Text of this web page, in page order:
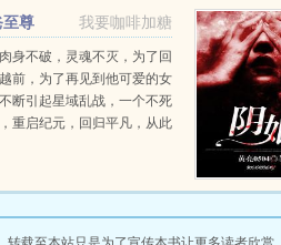
一件都让天地颤栗，让神魔
我要咖啡加糖
至尊
肉身不破，灵魂不灭，为了回
前，为了再见到他可爱的女
断引起星域乱战，一个不死
重启纪元，回归平凡，从此